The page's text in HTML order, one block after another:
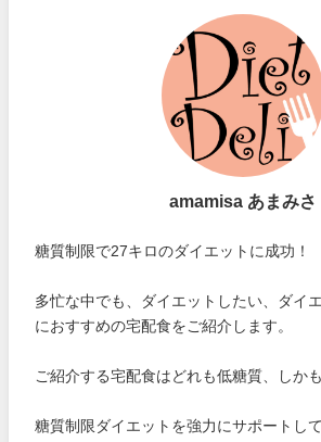
amamisa あまみさ
糖質制限で27キロのダイエットに成功！
多忙な中でも、ダイエットしたい、ダイ
におすすめの宅配食をご紹介します。
ご紹介する宅配食はどれも低糖質、しか
糖質制限ダイエットを強力にサポートし